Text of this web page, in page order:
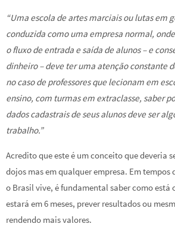
“Uma escola de artes marciais ou lutas em
conduzida como uma empresa normal,
o fluxo de entrada e saída de alunos – e
dinheiro – deve ter uma atenção constante
no caso de professores que lecionam em
ensino, com turmas em extraclasse, saber
dados cadastrais de seus alunos deve ser
trabalho.”
Acredito que este é um conceito que deveria
dojos mas em qualquer empresa. Em tempos
o Brasil vive, é fundamental saber como está
estará em 6 meses, prever resultados ou
rendendo mais valores.